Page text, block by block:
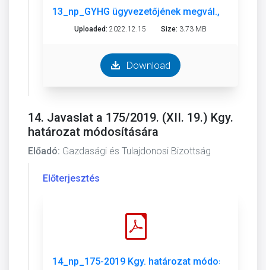
13_np_GYHG ügyvezetőjének megvál., alapító
Uploaded: 2022.12.15 Size: 3.73 MB
Download
14. Javaslat a 175/2019. (XII. 19.) Kgy.
határozat módosítására
Előadó: Gazdasági és Tulajdonosi Bizottság
Előterjesztés
14_np_175-2019 Kgy. határozat módosítása.pdf